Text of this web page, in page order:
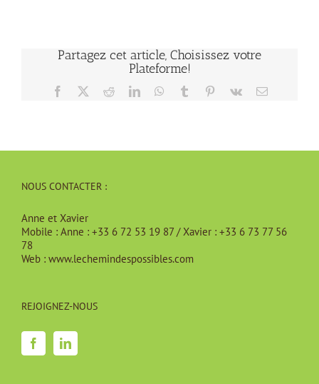
Partagez cet article, Choisissez votre
Plateforme!
Facebook RedditLinkedInWhatsApp
Tumblr Pinterest
Vk Email
NOUS CONTACTER :
Anne et Xavier
Mobile : Anne : +33 6 72 53 19 87 / Xavier : +33 6 73 77 56
78
Web : www.lechemindespossibles.com
REJOIGNEZ-NOUS